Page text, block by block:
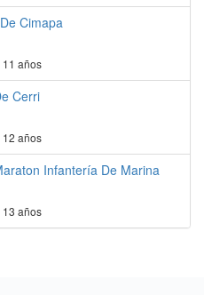
Cimapa
años
Cerri
años
Infantería De Marina
años